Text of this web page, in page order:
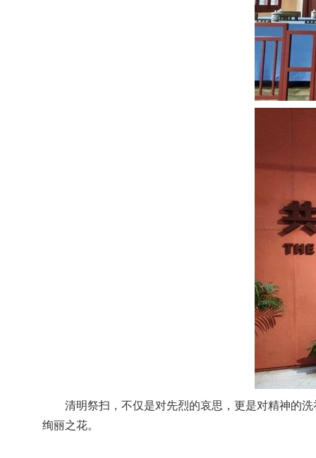
清明祭扫，不仅是对先烈的哀思，更是对精神的
绚丽之花。